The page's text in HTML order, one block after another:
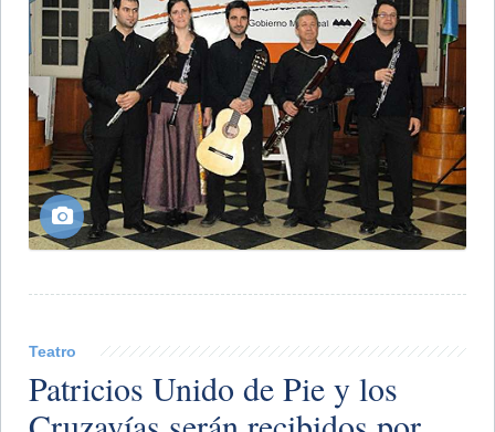
Teatro
Patricios Unido de Pie y los